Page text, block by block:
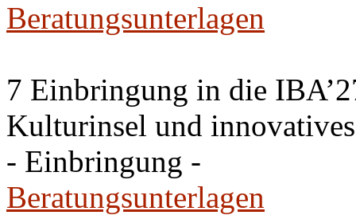
Beratungsunterlagen
7 Einbringung in die
Kulturinsel und
- Einbringung -
Beratungsunterlagen